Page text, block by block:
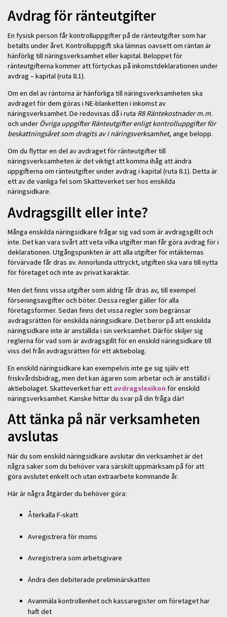
Avdrag för ränteutgifter
En fysisk person får kontrolluppgifter på de ränteutgifter som har
betalts under året. Kontrolluppgift ska lämnas oavsett om räntan är
hänförlig till näringsverksamhet eller kapital. Beloppet för
ränteutgifterna kommer att förtyckas på inkomstdeklarationen under
avdrag – kapital (ruta 8.1).
Om en del av räntorna är hänförliga till näringsverksamheten ska
avdraget för dem göras i NE-blanketten i inkomst av
näringsverksamhet. De redovisas då i ruta R8 Räntekostnader m.m.
och under Övriga uppgifter Ränteutgifter enligt kontrolluppgifter för
beskattningsåret som dragits av i näringsverksamhet, ange belopp.
Om du flyttar en del av avdraget för ränteutgifter till
näringsverksamheten är det viktigt att komma ihåg att ändra
uppgifterna om ränteutgifter under avdrag i kapital (ruta 8.1). Detta är
ett av de vanliga fel som Skatteverket ser hos enskilda
näringsidkare.
Avdragsgillt eller inte?
Många enskilda näringsidkare frågar sig vad som är avdragsgillt och
inte. Det kan vara svårt att veta vilka utgifter man får göra avdrag för i
deklarationen. Utgångspunkten är att alla utgifter för intäkternas
förvärvade får dras av. Annorlunda uttryckt, utgiften ska vara till nytta
för företaget och inte av privat karaktär.
Men det finns vissa utgifter som aldrig får dras av, till exempel
förseningsavgifter och böter. Dessa regler gäller för alla
företagsformer. Sedan finns det vissa regler som begränsar
avdragsrätten för enskilda näringsidkare. Det beror på att enskilda
näringsidkare inte är anställda i sin verksamhet. Därför skiljer sig
reglerna för vad som är avdragsgillt för en enskild näringsidkare till
viss del från avdragsrätten för ett aktiebolag.
En enskild näringsidkare kan exempelvis inte ge sig själv ett
friskvårdsbidrag, men det kan ägaren som arbetar och är anställd i
aktiebolaget. Skatteverket har ett avdragslexikonför enskild
näringsverksamhet. Kanske hittar du svar på din fråga där!
Att tänka på när verksamheten
avslutas
När du som enskild näringsidkare avslutar din verksamhet är det
några saker som du behöver vara särskilt uppmärksam på för att
göra avslutet enkelt och utan extraarbete kommande år.
Här är några åtgärder du behöver göra:
Återkalla F-skatt
Avregistrera för moms
Avregistrera som arbetsgivare
Ändra den debiterade preliminärskatten
Avanmäla kontrollenhet och kassaregister om företaget har
haft det